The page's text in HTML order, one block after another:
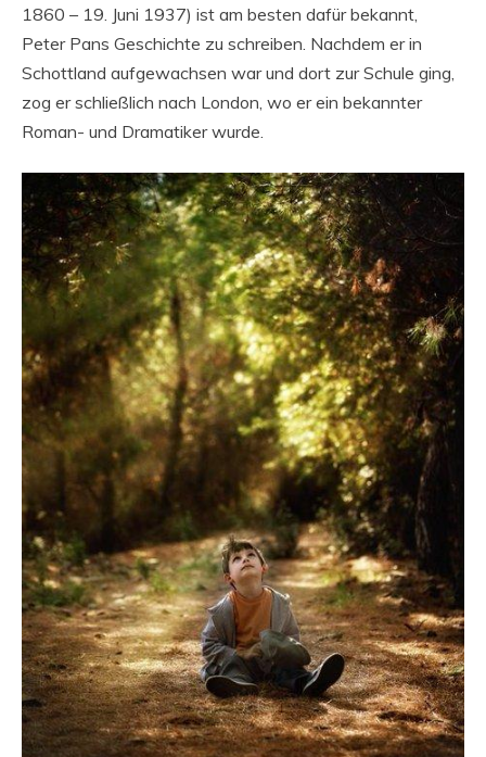
1860 – 19. Juni 1937) ist am besten dafür bekannt,
Peter Pans Geschichte zu schreiben. Nachdem er in
Schottland aufgewachsen war und dort zur Schule ging,
zog er schließlich nach London, wo er ein bekannter
Roman- und Dramatiker wurde.